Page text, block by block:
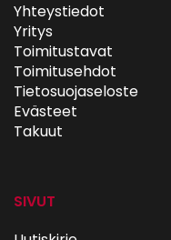
Yhteystiedot
Yritys
Toimitustavat
Toimitusehdot
Tietosuojaseloste
Evästeet
Takuut
SIVUT